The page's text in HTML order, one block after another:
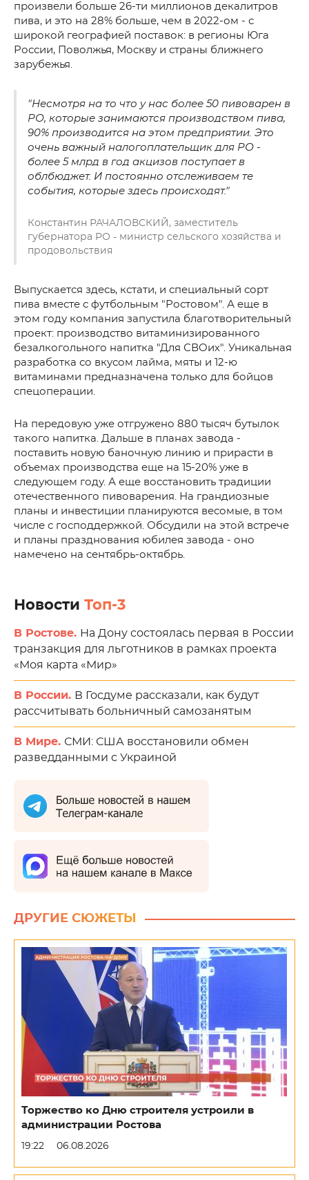
произвели больше 26-ти миллионов декалитров
пива, и это на 28% больше, чем в 2022-ом - с
широкой географией поставок: в регионы Юга
России, Поволжья, Москву и страны ближнего
зарубежья.
"Несмотря на то что у нас более 50 пивоварен в
РО, которые занимаются производством пива,
90% производится на этом предприятии. Это
очень важный налогоплательщик для РО -
более 5 млрд в год акцизов поступает в
облбюджет. И постоянно отслеживаем те
события, которые здесь происходят."
Константин РАЧАЛОВСКИЙ, заместитель
губернатора РО - министр сельского хозяйства и
продовольствия
Выпускается здесь, кстати, и специальный сорт
пива вместе с футбольным "Ростовом". А еще в
этом году компания запустила благотворительный
проект: производство витаминизированного
безалкогольного напитка "Для СВОих". Уникальная
разработка со вкусом лайма, мяты и 12-ю
витаминами предназначена только для бойцов
спецоперации.
На передовую уже отгружено 880 тысяч бутылок
такого напитка. Дальше в планах завода -
поставить новую баночную линию и прирасти в
объемах производства еще на 15-20% уже в
следующем году. А еще восстановить традиции
отечественного пивоварения. На грандиозные
планы и инвестиции планируются весомые, в том
числе с господдержкой. Обсудили на этой встрече
и планы празднования юбилея завода - оно
намечено на сентябрь-октябрь.
Новости Топ-3
В Ростове. На Дону состоялась первая в России
транзакция для льготников в рамках проекта
«Моя карта «Мир»
В России. В Госдуме рассказали, как будут
рассчитывать больничный самозанятым
В Мире. СМИ: США восстановили обмен
разведданными с Украиной
ДРУГИЕ СЮЖЕТЫ
Торжество ко Дню строителя устроили в
администрации Ростова
19:22 06.08.2026